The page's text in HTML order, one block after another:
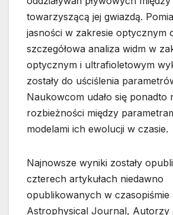
towarzyszącą jej gwiazdą.
jasności w zakresie optycznym
szczegółowa analiza widm w
optycznym i ultrafioletowym
zostały do uściślenia
Naukowcom udało się ponadto
rozbieżności między
modelami ich ewolucji w czasie.
Najnowsze wyniki zostały
czterech artykułach niedawno
opublikowanych w czasopiśmie
Astrophysical Journal, Autorzy